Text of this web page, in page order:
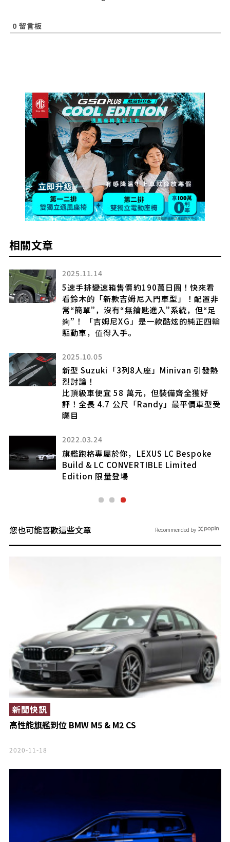
0 留言板
相關文章
2025.11.14
5速手排變速箱售價約190萬日圓！快來看
看鈴木的「新款吉姆尼入門車型」！配置非
常“簡單”，沒有“無鑰匙進入”系統，但“足
夠”！ 「吉姆尼XG」是一款酷炫的純正四輪
驅動車，值得入手。
2025.10.05
新型 Suzuki「3列8人座」Minivan 引發熱
烈討論！
比頂級車便宜 58 萬元，但裝備齊全獲好
評！全長 4.7 公尺「Randy」最平價車型受
矚目
2022.03.24
旗艦跑格專屬於你，LEXUS LC Bespoke
Build & LC CONVERTIBLE Limited
Edition 限量登場
您也可能喜歡這些文章
高性能旗艦到位 BMW M5 & M2 CS
新聞快訊
2020-11-18
Recommended by